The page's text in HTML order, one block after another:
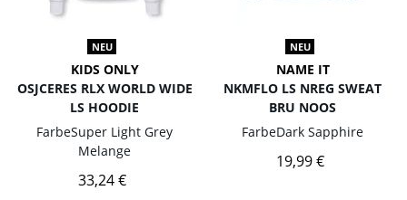
NEU
KIDS ONLY
OSJCERES RLX WORLD WIDE
LS HOODIE
FarbeSuper Light Grey
Melange
33,24 €
NEU
NAME IT
NKMFLO LS NREG SWEAT
BRU NOOS
FarbeDark Sapphire
19,99 €